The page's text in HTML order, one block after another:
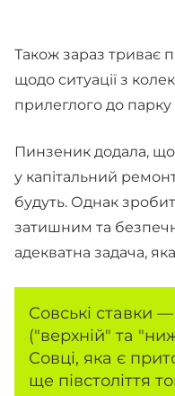
Також зараз триває
щодо ситуації з
прилеглого до
Пинзеник додала, що
у капітальний
будуть. Однак
затишним та
адекватна задача,
Совські ставки
("верхній" та
Совці, яка є
ще півстоліття